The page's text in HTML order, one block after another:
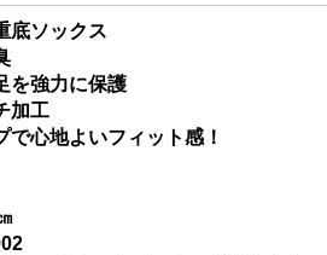
底ソックス
を強力に保護
加工
心地よいフィット感！